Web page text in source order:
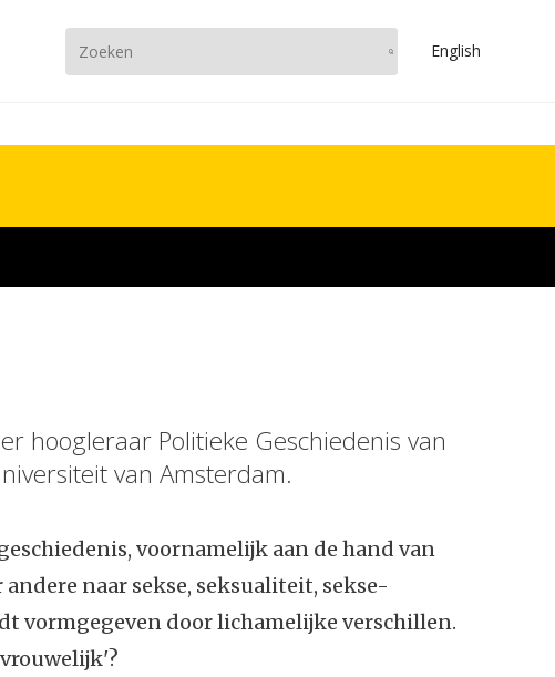
English
hoogleraar Politieke Geschiedenis van
van Amsterdam.
voornamelijk aan de hand van
naar sekse, seksualiteit, sekse-
vormgegeven door lichamelijke verschillen.